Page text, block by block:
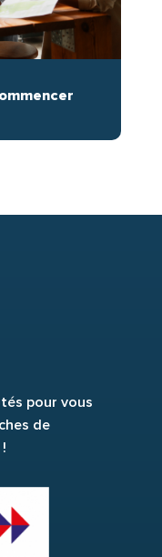
pour vous
de